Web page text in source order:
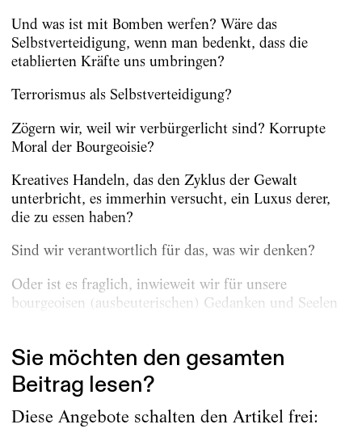
Und was ist mit Bomben werfen? Wäre das
Selbstverteidigung, wenn man bedenkt, dass die
etablierten Kräfte uns umbringen?
Terrorismus als Selbstverteidigung?
Zögern wir, weil wir verbürgerlicht sind? Korrupte
Moral der Bourgeoisie?
Kreatives Handeln, das den Zyklus der Gewalt
unterbricht, es immerhin versucht, ein Luxus derer,
die zu essen haben?
Sind wir verantwortlich für das, was wir denken?
Oder ist es fraglich, inwieweit wir für unsere
bourgeoisen (ausbeuterischen) Gedanken und Seelen
Sie möchten den gesamten
Beitrag lesen?
Diese Angebote schalten den Artikel frei: